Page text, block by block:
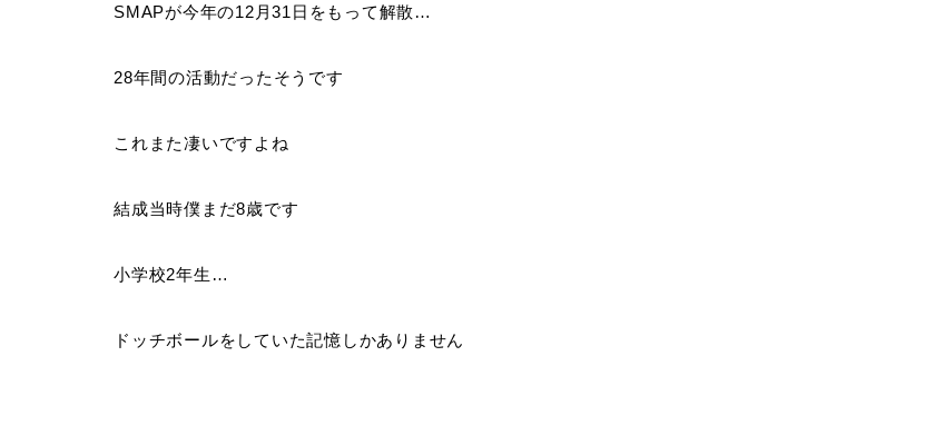
SMAPが今年の12月31日をもって解散…
28年間の活動だったそうです
これまた凄いですよね
結成当時僕まだ8歳です
小学校2年生…
ドッチボールをしていた記憶しかありません